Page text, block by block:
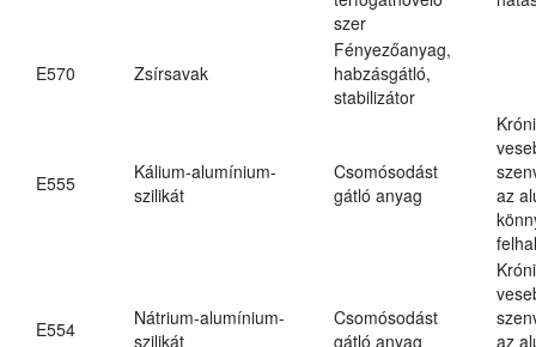
szer
E570 Zsírsavak
Fényezőanyag,
habzásgátló,
stabilizátor
E555
Kálium-alumínium-
szilikát
Csomósodást
gátló anyag
az
E554
Nátrium-alumínium-
szilikát
Csomósodást
gátló anyag
az